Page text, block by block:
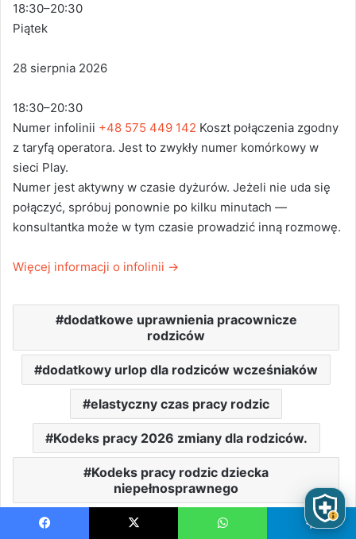
18:30–20:30
Piątek
28 sierpnia 2026
18:30–20:30
Numer infolinii +48 575 449 142 Koszt połączenia zgodny
z taryfą operatora. Jest to zwykły numer komórkowy w
sieci Play.
Numer jest aktywny w czasie dyżurów. Jeżeli nie uda się
połączyć, spróbuj ponownie po kilku minutach —
konsultantka może w tym czasie prowadzić inną rozmowę.
Więcej informacji o infolinii →
dodatkowe uprawnienia pracownicze
rodziców
dodatkowy urlop dla rodziców wcześniaków
elastyczny czas pracy rodzic
Kodeks pracy 2026 zmiany dla rodziców.
Kodeks pracy rodzic dziecka
niepełnosprawnego
praca a opieka nad dzieckiem